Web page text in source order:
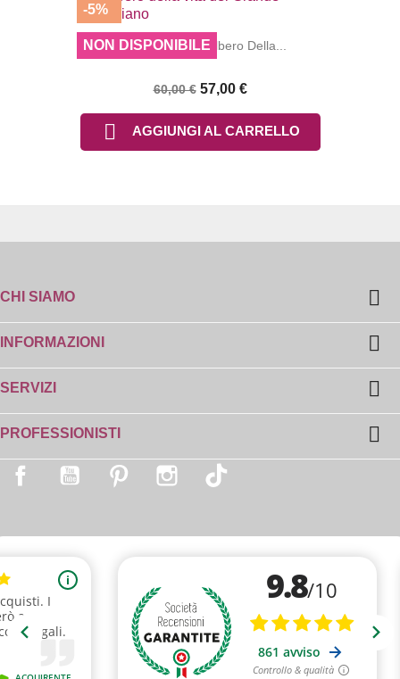
Vassoio Grande Albero Della...
60,00 € 57,00 €
 AGGIUNGI AL CARRELLO
-5%
NON DISPONIBILE
CHI SIAMO 
INFORMAZIONI 
SERVIZI 
PROFESSIONISTI 
Facebook YouTube Pinterest Instagram